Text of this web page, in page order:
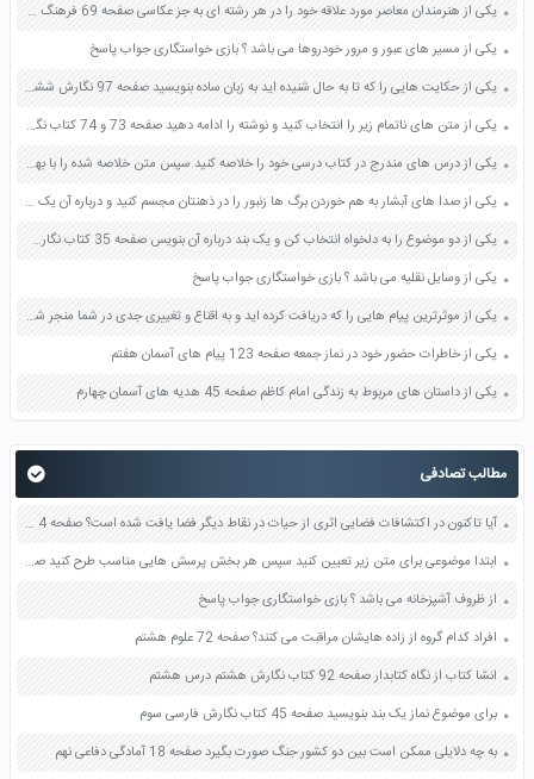
یکی از هنرمندان معاصر مورد علاقه خود را در هر رشته ای به جز عکاسی صفحه 69 فرهنگ و هنر نهم
یکی از مسیر های عبور و مرور خودروها می باشد ؟ بازی خواستگاری جواب پاسخ
یکی از حکایت هایی را که تا به حال شنیده اید به زبان ساده بنویسید صفحه 97 نگارش ششم دبستان
یکی از متن های ناتمام زیر را انتخاب کنید و نوشته را ادامه دهید صفحه 73 و 74 کتاب نگارش فارسی پنجم دبستان
یکی از درس های مندرج در کتاب درسی خود را خلاصه کنید سپس متن خلاصه شده را با بهره گیری از روش های دسته بندی نمودار جدول نقشه مفهومی نشان دهید صفحه 118 نگارش یازدهم
یکی از صدا های آبشار به هم خوردن برگ ها زنبور را در ذهنتان مجسم کنید و درباره آن یک بند بنویسید صفحه 11 نگارش پنجم
یکی از دو موضوع را به دلخواه انتخاب کن و یک بند درباره آن بنویس صفحه 35 کتاب نگارش فارسی سوم
یکی از وسایل نقلیه می باشد ؟ بازی خواستگاری جواب پاسخ
یکی از موثرترین پیام هایی را که دریافت کرده اید و به اقناع و تغییری جدی در شما منجر شده است برسی کنید و علت این تاثیر گذاری قابل توجه را بنویسید صفحه 52 تفکر و سواد رسانه ای دهم
یکی از خاطرات حضور خود در نماز جمعه صفحه 123 پیام های آسمان هفتم
یکی از داستان های مربوط به زندگی امام کاظم صفحه 45 هدیه های آسمان چهارم
مطالب تصادفی
آیا تاکنون در اکتشافات فضایی اثری از حیات در نقاط دیگر فضا یافت شده است؟ صفحه 4 مطالعات اجتماعی نهم
ابتدا موضوعی برای متن زیر تعیین کنید سپس هر بخش پرسش هایی مناسب طرح کنید صفحه 91 نگارش هفتم
از ظروف آشپزخانه می باشد ؟ بازی خواستگاری جواب پاسخ
افراد کدام گروه از زاده هایشان مراقبت می کنند؟ صفحه 72 علوم هشتم
انشا کتاب از نگاه کتابدار صفحه 92 کتاب نگارش هشتم درس هشتم
برای موضوع نماز یک بند بنویسید صفحه 45 کتاب نگارش فارسی سوم
به چه دلایلی ممکن است بین دو کشور جنگ صورت بگیرد صفحه 18 آمادگی دفاعی نهم